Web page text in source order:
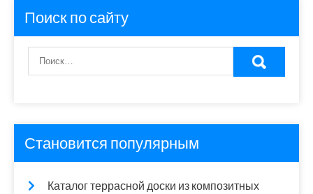
Поиск по сайту
Становится популярным
Каталог террасной доски из композитных